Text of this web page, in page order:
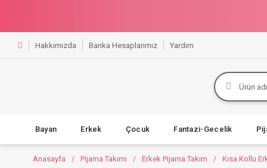
Hakkımızda Banka Hesaplarımız Yardım
Bayan Erkek Çocuk Fantazi-Gecelik
Anasayfa Pijama Takımı Erkek Pijama Takım Kısa Kollu